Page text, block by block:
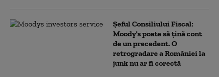
Șeful Consiliului Fiscal:
Moody's poate să țină cont
de un precedent. O
retrogradare a României la
junk nu ar fi corectă